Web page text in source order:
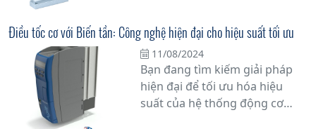
không thể thiếu trong nhiều
thiết bị điện tử và ứng dụng
công nghiệp. Tìm hiểu sâu hơn
về cách mà động cơ điện hoạt
động và tại sao chúng lại là trái
tim của hệ thống máy móc và
Điều tốc cơ với Biến tần: Công nghệ hiện đại cho hiệu suất tối ưu
11/08/2024
Bạn đang tìm kiếm giải pháp
hiện đại để tối ưu hóa hiệu
suất của hệ thống động cơ